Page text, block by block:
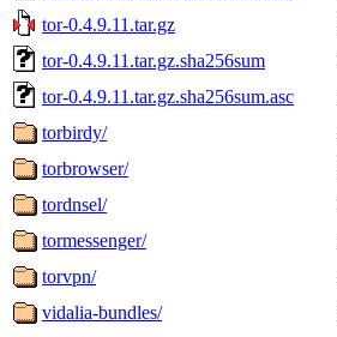
tor-0.4.9.11.tar.gz
tor-0.4.9.11.tar.gz.sha256sum
tor-0.4.9.11.tar.gz.sha256sum.asc
torbirdy/
torbrowser/
tordnsel/
tormessenger/
torvpn/
vidalia-bundles/